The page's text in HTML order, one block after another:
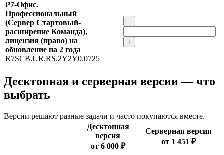
Р7-Офис.
Профессиональный
(Сервер Стартовый-
расширение Команда),
лицензия (право) на
обновление на 2 года
R7SCB.UR.RS.2Y2Y0.0725
−
+
Десктопная и серверная версии — что
выбрать
Версии решают разные задачи и часто покупаются вместе.
Десктопная
версия
от 6 000 ₽
Серверная версия
от 1 451 ₽